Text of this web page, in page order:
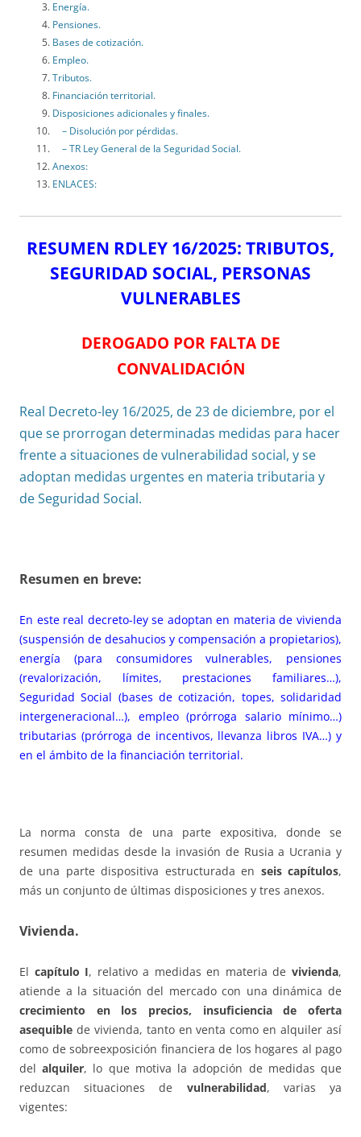
Energía.
Pensiones.
Bases de cotización.
Empleo.
Tributos.
Financiación territorial.
Disposiciones adicionales y finales.
– Disolución por pérdidas.
– TR Ley General de la Seguridad Social.
Anexos:
ENLACES:
RESUMEN RDLEY 16/2025: TRIBUTOS,
SEGURIDAD SOCIAL, PERSONAS
VULNERABLES
DEROGADO POR FALTA DE
CONVALIDACIÓN
Real Decreto-ley 16/2025, de 23 de diciembre, por el
que se prorrogan determinadas medidas para hacer
frente a situaciones de vulnerabilidad social, y se
adoptan medidas urgentes en materia tributaria y
de Seguridad Social.
Resumen en breve:
En este real decreto-ley se adoptan en materia de vivienda
(suspensión de desahucios y compensación a propietarios),
energía (para consumidores vulnerables, pensiones
(revalorización, límites, prestaciones familiares…),
Seguridad Social (bases de cotización, topes, solidaridad
intergeneracional…), empleo (prórroga salario mínimo…)
tributarias (prórroga de incentivos, llevanza libros IVA…) y
en el ámbito de la financiación territorial.
La norma consta de una parte expositiva, donde se
resumen medidas desde la invasión de Rusia a Ucrania y
de una parte dispositiva estructurada en seis capítulos,
más un conjunto de últimas disposiciones y tres anexos.
Vivienda.
El capítulo I, relativo a medidas en materia devivienda,
atiende a la situación del mercado con una dinámica de
crecimiento en los precios, insuficiencia de oferta
asequible de vivienda, tanto en venta como en alquiler así
como de sobreexposición financiera de los hogares al pago
delalquiler, lo que motiva la adopción de medidas que
reduzcan situaciones de vulnerabilidad, varias ya
vigentes: